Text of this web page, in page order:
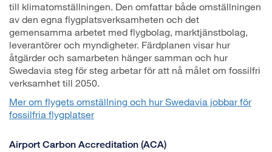
till klimatomställningen. Den omfattar både omställningen
av den egna flygplatsverksamheten och det
gemensamma arbetet med flygbolag, marktjänstbolag,
leverantörer och myndigheter. Färdplanen visar hur
åtgärder och samarbeten hänger samman och hur
Swedavia steg för steg arbetar för att nå målet om fossilfri
verksamhet till 2050.
Mer om flygets omställning och hur Swedavia jobbar för
fossilfria flygplatser
Airport Carbon Accreditation (ACA)